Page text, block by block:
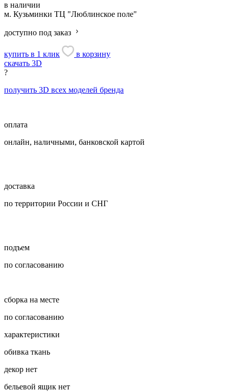
в наличии
м. Кузьминки ТЦ "Люблинское поле"
доступно под заказ
купить в 1 клик
в корзину
скачать 3D
?
получить 3D всех моделей бренда
оплата
онлайн, наличными, банковской картой
доставка
по территории России и СНГ
подъем
по согласованию
сборка на месте
по согласованию
характеристики
обивка ткань
декор нет
бельевой ящик нет